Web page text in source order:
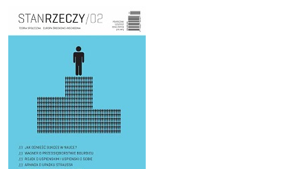
Cover image